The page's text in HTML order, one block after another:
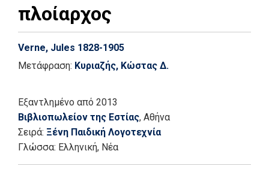
πλοίαρχος
Verne, Jules 1828-1905
Μετάφραση: Κυριαζής, Κώστας Δ.
Εξαντλημένο από 2013
Βιβλιοπωλείον της Εστίας, Αθήνα
Σειρά: Ξένη Παιδική Λογοτεχνία
Γλώσσα: Ελληνική, Νέα